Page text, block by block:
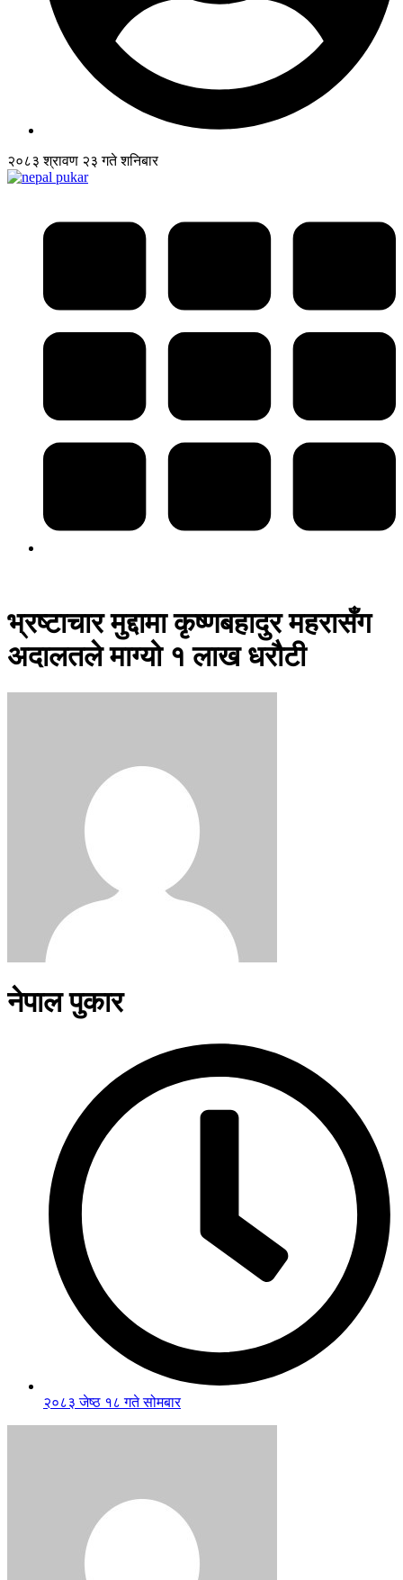
२०८३ श्रावण २३ गते शनिबार
भ्रष्टाचार मुद्दामा कृष्णबहादुर महरासँग
अदालतले माग्यो १ लाख धरौटी
नेपाल पुकार
२०८३ जेष्ठ १८ गते सोमबार